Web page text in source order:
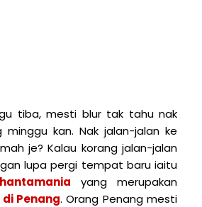
tiba, mesti blur tak tahu nak
kan. Nak jalan-jalan ke
je? Kalau korang jalan-jalan
lupa pergi tempat baru iaitu
yang merupakan
Penang. Orang Penang mesti